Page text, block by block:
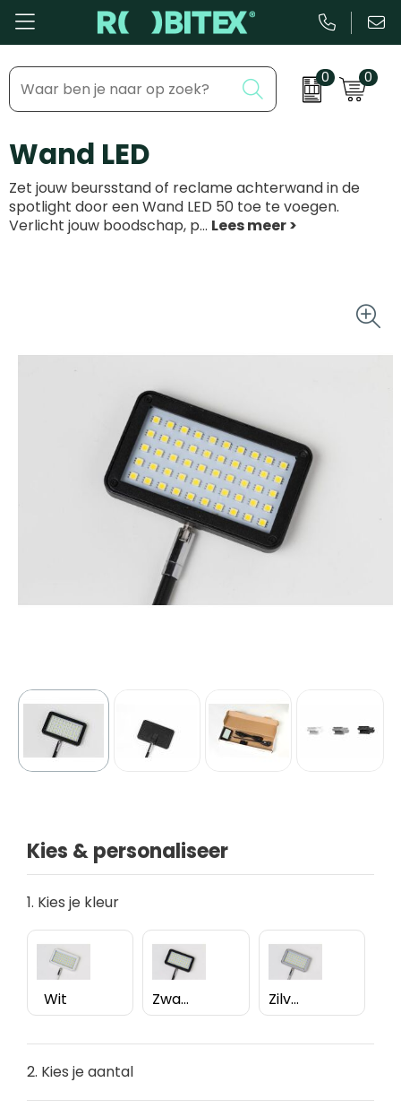
0 0
Bestsellers
Beurs & Event
Kantoor & Schrijfwaren
Eten & Drinkware
Groei & bloei
Kleding & accessoires
Outdoor & Vrije tijd
Technologie & gadgets
Inhaakmomenten
Feestdagen
Zakelijke evenementen
Dag van de ...
Wand LED
Zet jouw beursstand of reclame achterwand in de
spotlight door een Wand LED 50 toe te voegen.
Verlicht jouw boodschap, p...
Kies & personaliseer
1. Kies je kleur
Wit Zwart Zilver
2. Kies je aantal